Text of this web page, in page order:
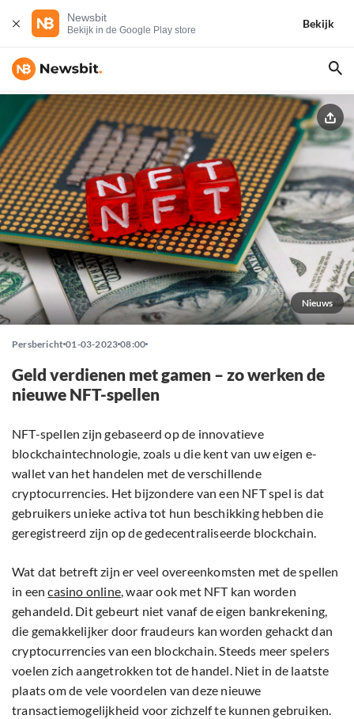
Newsbit
Bekijk in de Google Play store
Bekijk
Nieuws
Persbericht 01-03-2023 08:00
Geld verdienen met gamen – zo werken de
nieuwe NFT-spellen
NFT-spellen zijn gebaseerd op de innovatieve
blockchaintechnologie, zoals u die kent van uw eigen e-
wallet van het handelen met de verschillende
cryptocurrencies. Het bijzondere van een NFT spel is dat
gebruikers unieke activa tot hun beschikking hebben die
geregistreerd zijn op de gedecentraliseerde blockchain.
Wat dat betreft zijn er veel overeenkomsten met de spellen
in eencasino online, waar ook met NFT kan worden
gehandeld. Dit gebeurt niet vanaf de eigen bankrekening,
die gemakkelijker door fraudeurs kan worden gehackt dan
cryptocurrencies van een blockchain. Steeds meer spelers
voelen zich aangetrokken tot de handel. Niet in de laatste
plaats om de vele voordelen van deze nieuwe
transactiemogelijkheid voor zichzelf te kunnen gebruiken.